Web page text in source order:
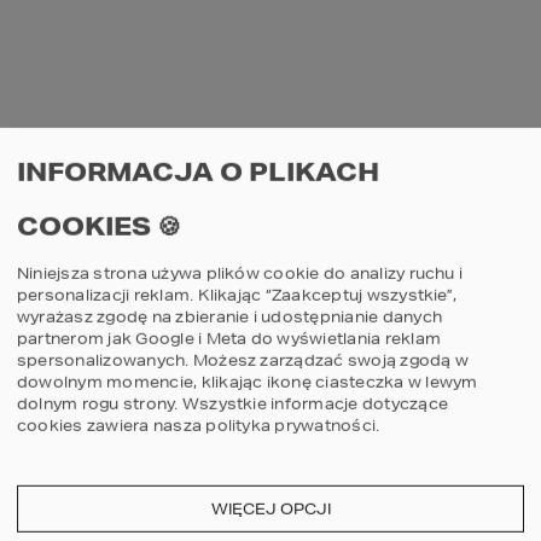
wymaga pielęgnacji i generuje przerwę
żelbetowe w budownictwie jednorodzinnym
alternatywne. Przykładem są tutaj nadproża
prefabrykowane, które można określić już
jako standardowe rozwiązanie w
budownictwie tradycyjnym.
Tradycyjna konstrukcja dachu to więźba
dachowa, która składa się z drewnianych
elementów o różnych przekrojach,
łączonych ze sobą na miejscu budowy. Jej
rodzaj zależy od wielkości i rozpiętości
dachu oraz warunków klimatycznych, w
dachowego – wisienki na torcie – które nie
tylko wieńczy budynek, ale chroni go
również przed działaniem czynników
INFORMACJA O PLIKACH
COOKIES 🍪
Niniejsza strona używa plików cookie do analizy ruchu i
personalizacji reklam. Klikając “Zaakceptuj wszystkie”,
wyrażasz zgodę na zbieranie i udostępnianie danych
partnerom jak Google i Meta do wyświetlania reklam
spersonalizowanych. Możesz zarządzać swoją zgodą w
dowolnym momencie, klikając ikonę ciasteczka w lewym
dolnym rogu strony. Wszystkie informacje dotyczące
cookies zawiera nasza polityka prywatności.
WIĘCEJ OPCJI